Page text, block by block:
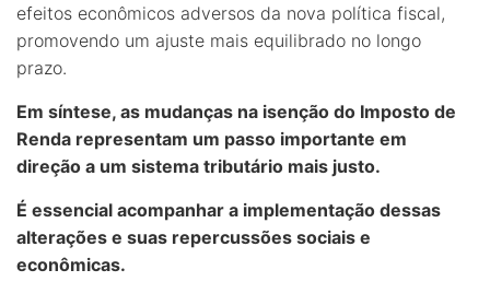
efeitos econômicos adversos da nova política fiscal,
promovendo um ajuste mais equilibrado no longo
prazo.
Em síntese, as mudanças na isenção do Imposto de
Renda representam um passo importante em
direção a um sistema tributário mais justo.
É essencial acompanhar a implementação dessas
alterações e suas repercussões sociais e
econômicas.